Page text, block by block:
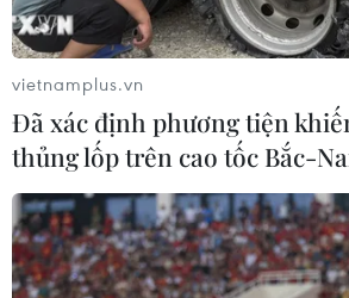
vietnamplus.vn
Đã xác định phương tiện
thủng lốp trên cao tốc Bắc-